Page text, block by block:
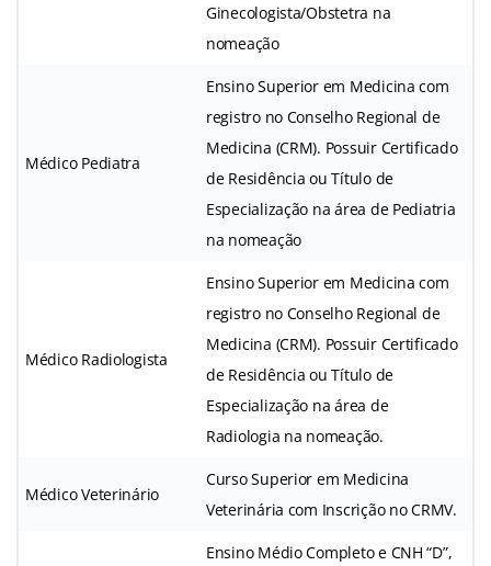
Ginecologista/Obstetra na
nomeação
Médico Pediatra
Ensino Superior em Medicina com
registro no Conselho Regional de
Medicina (CRM). Possuir Certificado
de Residência ou Título de
Especialização na área de Pediatria
na nomeação
Médico Radiologista
Ensino Superior em Medicina com
registro no Conselho Regional de
Medicina (CRM). Possuir Certificado
de Residência ou Título de
Especialização na área de
Radiologia na nomeação.
Médico Veterinário
Curso Superior em Medicina
Veterinária com Inscrição no CRMV.
Ensino Médio Completo e CNH “D”,